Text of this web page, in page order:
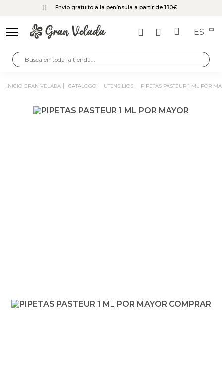
Envío gratuito a la península a partir de 180€
ES
INICIO GRAN VELADA CATÁLOGO UTENSILIOS PIPETAS PASTEUR 1 ML POR